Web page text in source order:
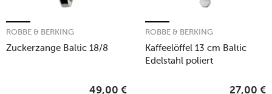
Zuckerzange Baltic 18/8
ROBBE & BERKING
49,00 €
Kaffeelöffel 13 cm Baltic
Edelstahl poliert
ROBBE & BERKING
27,00 €